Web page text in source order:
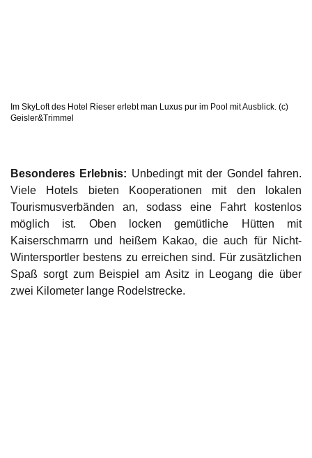
Im SkyLoft des Hotel Rieser erlebt man Luxus pur im Pool mit Ausblick. (c)
Geisler&Trimmel
Besonderes Erlebnis: Unbedingt mit der Gondel fahren.
Viele Hotels bieten Kooperationen mit den lokalen
Tourismusverbänden an, sodass eine Fahrt kostenlos
möglich ist. Oben locken gemütliche Hütten mit
Kaiserschmarrn und heißem Kakao, die auch für Nicht-
Wintersportler bestens zu erreichen sind. Für zusätzlichen
Spaß sorgt zum Beispiel am Asitz in Leogang die über
zwei Kilometer lange Rodelstrecke.